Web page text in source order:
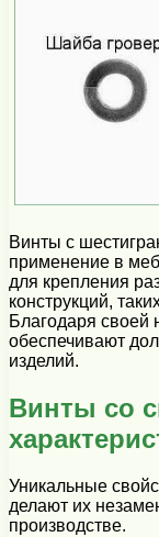
Винты с
применение в
для крепления
конструкций,
Благодаря своей
обеспечивают
изделий.
Винты со
Уникальные
делают их
производстве.